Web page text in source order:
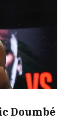
Doumbé